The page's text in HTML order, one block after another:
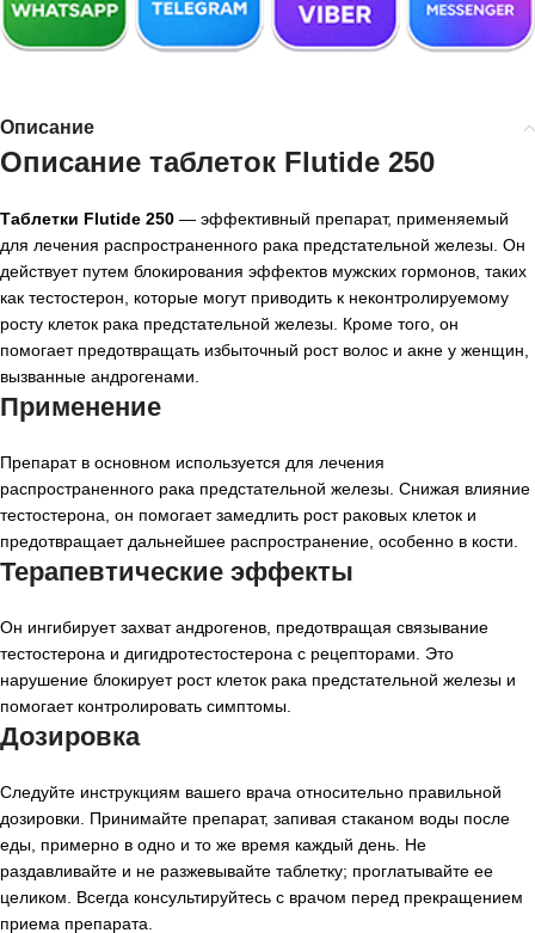
Описание
Описание таблеток Flutide 250
Таблетки Flutide 250 — эффективный препарат, применяемый
для лечения распространенного рака предстательной железы. Он
действует путем блокирования эффектов мужских гормонов, таких
как тестостерон, которые могут приводить к неконтролируемому
росту клеток рака предстательной железы. Кроме того, он
помогает предотвращать избыточный рост волос и акне у женщин,
вызванные андрогенами.
Применение
Препарат в основном используется для лечения
распространенного рака предстательной железы. Снижая влияние
тестостерона, он помогает замедлить рост раковых клеток и
предотвращает дальнейшее распространение, особенно в кости.
Терапевтические эффекты
Он ингибирует захват андрогенов, предотвращая связывание
тестостерона и дигидротестостерона с рецепторами. Это
нарушение блокирует рост клеток рака предстательной железы и
помогает контролировать симптомы.
Дозировка
Следуйте инструкциям вашего врача относительно правильной
дозировки. Принимайте препарат, запивая стаканом воды после
еды, примерно в одно и то же время каждый день. Не
раздавливайте и не разжевывайте таблетку; проглатывайте ее
целиком. Всегда консультируйтесь с врачом перед прекращением
приема препарата.